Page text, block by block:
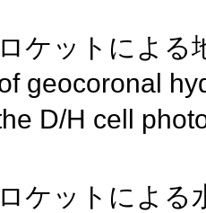
ケットによ
geocoronal
D/H cell
ケットによる